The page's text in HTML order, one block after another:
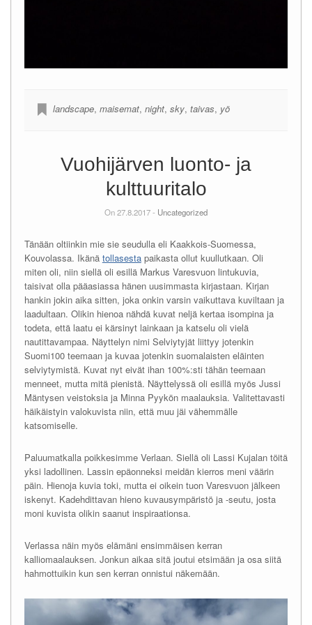
landscape, maisemat, night, sky, taivas, yö
Vuohijärven luonto- ja
kulttuuritalo
On 27.8.2017 - Uncategorized
Tänään oltiinkin mie sie seudulla eli Kaakkois-Suomessa,
Kouvolassa. Ikänä tollasestapaikasta ollut kuullutkaan. Oli
miten oli, niin siellä oli esillä Markus Varesvuon lintukuvia,
taisivat olla pääasiassa hänen uusimmasta kirjastaan. Kirjan
hankin jokin aika sitten, joka onkin varsin vaikuttava kuviltaan ja
laadultaan. Olikin hienoa nähdä kuvat neljä kertaa isompina ja
todeta, että laatu ei kärsinyt lainkaan ja katselu oli vielä
nautittavampaa. Näyttelyn nimi Selviytyjät liittyy jotenkin
Suomi100 teemaan ja kuvaa jotenkin suomalaisten eläinten
selviytymistä. Kuvat nyt eivät ihan 100%:sti tähän teemaan
menneet, mutta mitä pienistä. Näyttelyssä oli esillä myös Jussi
Mäntysen veistoksia ja Minna Pyykön maalauksia. Valitettavasti
häikäistyin valokuvista niin, että muu jäi vähemmälle
katsomiselle.
Paluumatkalla poikkesimme Verlaan. Siellä oli Lassi Kujalan töitä
yksi ladollinen. Lassin epäonneksi meidän kierros meni väärin
päin. Hienoja kuvia toki, mutta ei oikein tuon Varesvuon jälkeen
iskenyt. Kadehdittavan hieno kuvausympäristö ja -seutu, josta
moni kuvista olikin saanut inspiraationsa.
Verlassa näin myös elämäni ensimmäisen kerran
kalliomaalauksen. Jonkun aikaa sitä joutui etsimään ja osa siitä
hahmottuikin kun sen kerran onnistui näkemään.